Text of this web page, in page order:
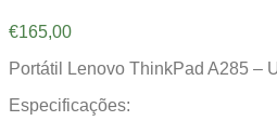
€165,00
Portátil Lenovo ThinkPad A285 –
Especificações: